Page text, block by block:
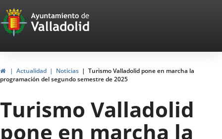
Portal
Web
del
Ayuntamiento
de
Valladolid
InicioActualidad Noticias
Turismo Valladolid pone en marcha la
programación del segundo semestre de 2025
Turismo Valladolid
pone en marcha la